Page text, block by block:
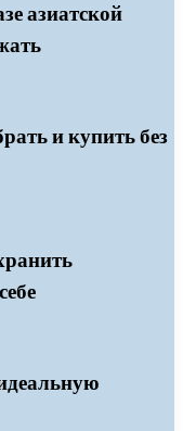
азиатской
и купить без